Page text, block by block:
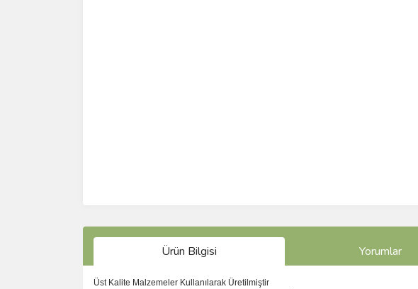
Ürün Bilgisi Yorumlar
Üst Kalite Malzemeler Kullanılarak Üretilmiştir